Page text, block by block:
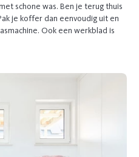
schone was. Ben je terug thuis
je koffer dan eenvoudig uit en
Ook een werkblad is